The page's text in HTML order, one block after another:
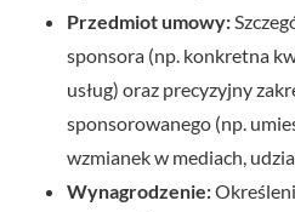
Przedmiot umowy:
sponsora (np. konkretna
usług) oraz precyzyjny
sponsorowanego (np.
wzmianek w mediach,
Wynagrodzenie: